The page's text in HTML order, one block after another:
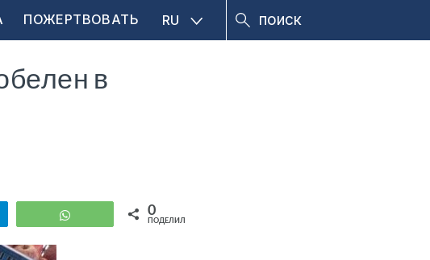
ПОЖЕРТВОВАТЬ RU
в
WhatsApp 0
ПОДЕЛИЛИСЬ